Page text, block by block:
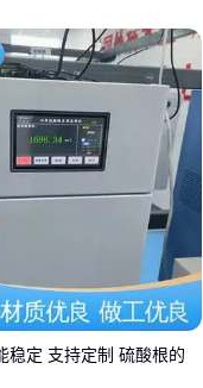
风险，同时确保呼救
更可靠？
能同时面临触电和坠
间就能触发呼救
位，贴身传感器都能
救按钮仍可作为最后
稳定 支持定制 硫酸根的